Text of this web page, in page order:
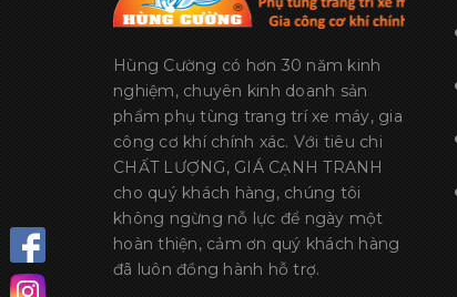
Hùng Cường có hơn 30 năm kinh
nghiệm, chuyên kinh doanh sản
phẩm phụ tùng trang trí xe máy, gia
công cơ khí chính xác. Với tiêu chi
CHẤT LƯỢNG, GIÁ CẠNH TRANH
cho quý khách hàng, chúng tôi
không ngừng nỗ lực để ngày một
hoàn thiện, cảm ơn quý khách hàng
đã luôn đồng hành hỗ trợ.